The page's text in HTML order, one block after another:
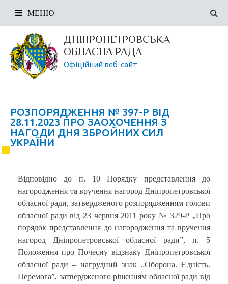
ДНІПРОПЕТРОВСЬКА
ОБЛАСНА РАДА
Офіційний веб-сайт
МЕНЮ
РОЗПОРЯДЖЕННЯ № 397-Р ВІД
28.11.2023 ПРО ЗАОХОЧЕННЯ З
НАГОДИ ДНЯ ЗБРОЙНИХ СИЛ
УКРАЇНИ
Відповідно до п. 10 Порядку представлення до
нагородження та вручення нагород Дніпропетровської
обласної ради, затвердженого розпорядженням голови
обласної ради від 23 червня 2011 року № 329-Р „Про
порядок представлення до нагородження та вручення
нагород Дніпропетровської обласної ради”, п. 5
Положення про Почесну відзнаку Дніпропетровської
обласної ради – нагрудний знак „Оборона. Єдність.
Перемога”, затвердженого рішенням обласної ради від